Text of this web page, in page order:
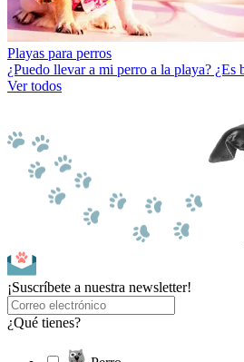
Playas para perros
¿Puedo llevar a mi perro a la playa? ¿Es
Ver todos
¡Suscríbete a nuestra newsletter!
¿Qué tienes?